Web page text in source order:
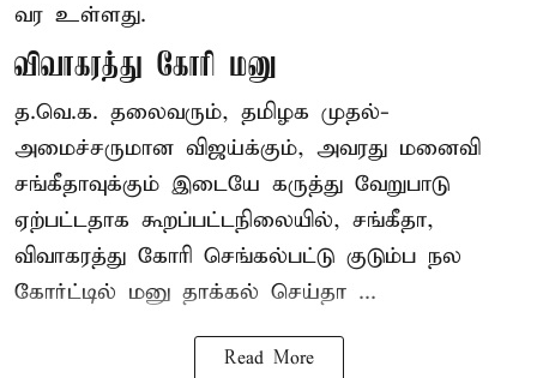
வர உள்ளது.
விவாகரத்து கோரி மனு
த.வெ.க. தலைவரும், தமிழக முதல்-
அமைச்சருமான விஜய்க்கும், அவரது மனைவி
சங்கீதாவுக்கும் இடையே கருத்து வேறுபாடு
ஏற்பட்டதாக கூறப்பட்டநிலையில், சங்கீதா,
விவாகரத்து கோரி செங்கல்பட்டு குடும்ப நல
கோர்ட்டில் மனு தாக்கல் செய்தா ...
Read More